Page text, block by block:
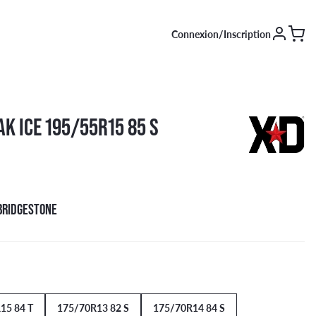
SAISON [EN COURS]
Connexion/Inscription
ICE 195/55R15 85 S
84 T 175/70R13 82 S
175/70R14 84 S